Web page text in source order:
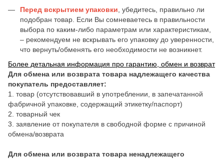
Перед вскрытием упаковки, убедитесь, правильно ли
подобран товар. Если Вы сомневаетесь в правильности
выбора по каким-либо параметрам или характеристикам,
– рекомендуем не вскрывать его упаковку до уверенности,
что вернуть/обменять его необходимости не возникнет.
Более детальная информация про гарантию, обмен и возврат
Для обмена или возврата товара надлежащего качества
покупатель предоставляет:
1. товар (отсутствовавший в употреблении, в запечатанной
фабричной упаковке, содержащий этикетку/паспорт)
2. товарный чек
3. заявление от покупателя в свободной форме с причиной
обмена/возврата
Для обмена или возврата товара ненадлежащего